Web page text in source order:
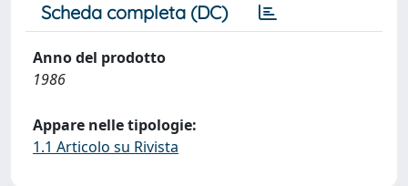
Scheda completa (DC)
Anno del prodotto
1986
Appare nelle tipologie:
1.1 Articolo su Rivista